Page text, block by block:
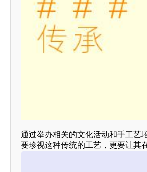
通过举办相关的文化活动和手工艺
要珍视这种传统的工艺，更要让其